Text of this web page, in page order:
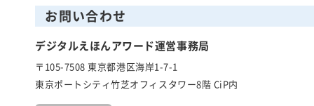
お問い合わせ
デジタルえほんアワード運営事務局
〒105-7508 東京都港区海岸1-7-1
東京ポートシティ竹芝オフィスタワー8階 CiP内